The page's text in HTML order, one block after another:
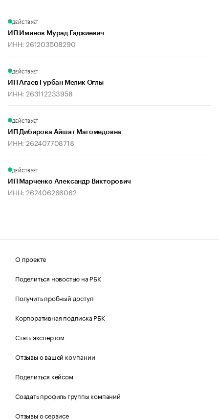
ДЕЙСТВУЕТ
ИП Иминов Мурад Гаджиевич
ИНН: 261203508290
ДЕЙСТВУЕТ
ИП Агаев Гурбан Мелик Оглы
ИНН: 263112233958
ДЕЙСТВУЕТ
ИП Дибирова Айшат Магомедовна
ИНН: 262407708718
ДЕЙСТВУЕТ
ИП Марченко Александр Викторович
ИНН: 262406266062
О проекте
Поделиться новостью на РБК
Получить пробный доступ
Корпоративная подписка РБК
Стать экспертом
Отзывы о вашей компании
Поделиться кейсом
Создать профиль группы компаний
Отзывы о сервисе